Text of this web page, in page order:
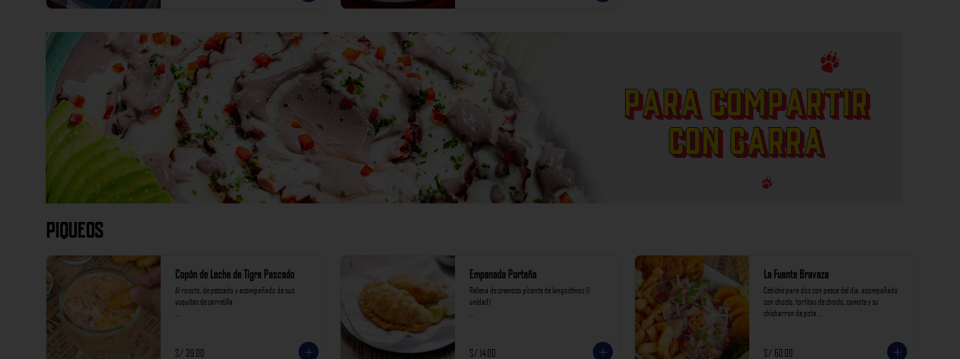
Piqueos
Copón de Leche de Tigre Pescado
Al rocoto, de pescado y acompañado de sus
yuquitas de carretilla
S/ 39.00
Empanada Porteña
Rellena de cremoso picante de langostinos (1
unidad)
S/ 14.00
La Fuente Bravaza
Cebiche para dos con pesca del dia, acompañado
con choclo, tortitas de choclo, camote y su
chicharron de pota.
incluyen impuestos de ley y recargo al consumo.
S/ 60.00